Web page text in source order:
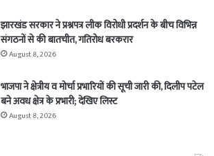
झारखंड सरकार ने प्रश्नपत्र लीक विरोधी प्रदर्शन के बीच विभिन्न
संगठनों से की बातचीत, गतिरोध बरकरार
August 8, 2026
भाजपा ने क्षेत्रीय व मोर्चा प्रभारियों की सूची जारी की, दिलीप पटेल
बने अवध क्षेत्र के प्रभारी; देखिए लिस्ट
August 8, 2026